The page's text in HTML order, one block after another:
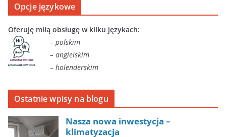
Opcje językowe
Oferuję miłą obsługę w kilku językach:
– polskim
– angielskim
– holenderskim
Ostatnie wpisy na blogu
Nasza nowa inwestycja –
klimatyzacja